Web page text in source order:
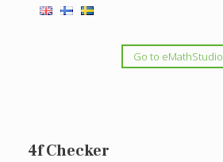
Go to eMathStudio
4f Checker